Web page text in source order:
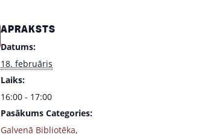
APRAKSTS
Datums:
18. februāris
Laiks:
16:00 - 17:00
Pasākums Categories:
Galvenā Bibliotēka,